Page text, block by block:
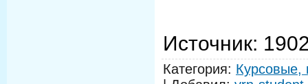
Источник:
Категория: Курсовые,